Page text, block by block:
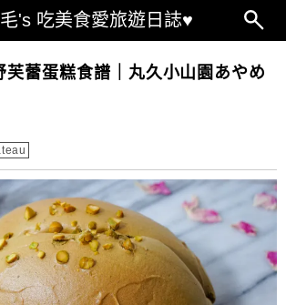
's 吃美食愛旅遊日誌♥
芙蕾蛋糕食譜｜丸久小山園あやめ